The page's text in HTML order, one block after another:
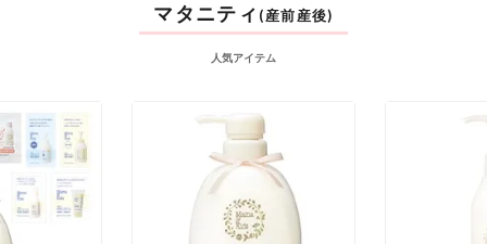
マタニティ (産前産後)
人気アイテム